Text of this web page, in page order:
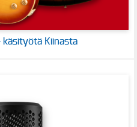
käsityötä Kiinasta